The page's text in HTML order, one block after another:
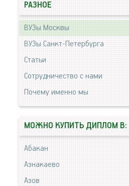
РАЗНОЕ
ВУЗы Москвы
ВУЗы Санкт-Петербурга
Статьи
Сотрудничество с нами
Почему именно мы
МОЖНО КУПИТЬ ДИПЛОМ В:
Абакан
Азнакаево
Азов